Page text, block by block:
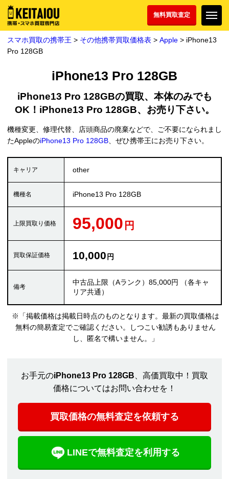
無料買取査定
スマホ買取の携帯王 > その他携帯買取価格表 > Apple > iPhone13
Pro 128GB
iPhone13 Pro 128GB
iPhone13 Pro 128GBの買取、本体のみでも
OK！iPhone13 Pro 128GB、お売り下さい。
機種変更、修理代替、店頭商品の廃棄などで、ご不要になられまし
たAppleのiPhone13 Pro 128GB、ぜひ携帯王にお売り下さい。
other
iPhone13 Pro 128GB
95,000
10,000
中古品上限（Aランク）85,000円 （各キャ
リア共通）
※「掲載価格は掲載日時点のものとなります。最新の買取価格は
無料の簡易査定でご確認ください。しつこい勧誘もありません
し、匿名で構いません。」
お手元のiPhone13 Pro 128GB 、高価買取中！買取
価格についてはお問い合わせを！
買取価格の無料査定を依頼する
LINEで無料査定を利用する